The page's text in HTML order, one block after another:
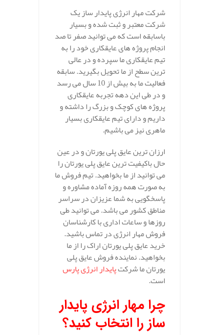
شرکت مهار انرژی پایدار ساز یک
شرکت معتبر و ثبت شده و بسیار
باسابقه است که می توانید صفر تا صد
انجام پروژه های عایقکاری خود را به
تیم عایقکاری ما سپرده و در عالی
ترین سطح از ما تحویل بگیرید. سابقه
فعالیت ما به بیش از 10 سال می رسد
و در طی این دهه تجربه عایقکاری
پروژه های کوچک و بزرگ را داشته و
داریم و دارای تیم عایقکاری بسیار
ماهری نیز می باشیم.
ارزان ترین عایق پلی یورتان و در عین
حال باکیفیت ترین عایق پلی یورتان را
می توانید از ما بخواهید. تیم فروش ما
به صورت همه روزه آماده مشاوره و
پاسخگویی به شما عزیزان در سراسر
مناطق کشور می باشد. می توانید طی
روزها و ساعات اداری با کارشناسان
فروش مهار انرژی در تماس باشید.
خرید عایق پلی یورتان اراک را از ما
بخواهید.نماینده فروش عایق پلی
یورتان ما شرکتپایدار انرژی پارس
است.
چرا مهار انرژی پایدار
ساز را انتخاب کنید؟